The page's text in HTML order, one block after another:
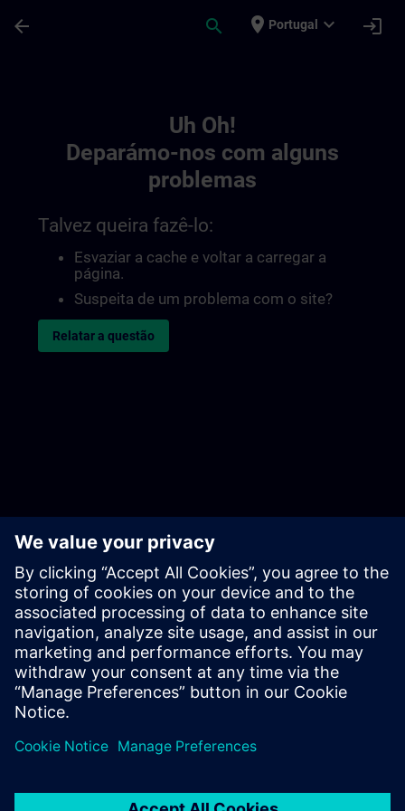
arrow_back search place Portugal expand_more login
Uh Oh!
Deparámo-nos com alguns
problemas
Talvez queira fazê-lo:
Esvaziar a cache e voltar a carregar a
página.
Suspeita de um problema com o site?
Relatar a questão